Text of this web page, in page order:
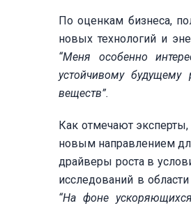
По оценкам бизнеса,
новых технологий и
“Меня особенно
устойчивому
веществ”.
Как отмечают
новым направлением
драйверы роста в
исследований в
“На фоне